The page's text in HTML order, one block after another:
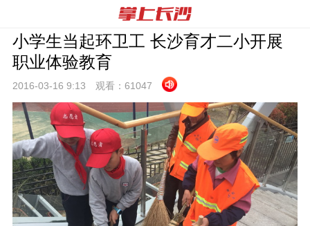
小学生当起环卫工 长沙育才二小开展
职业体验教育
2016-03-16 9:13 观看： 61047